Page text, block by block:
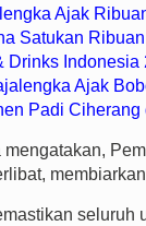
Ajak
Satukan
Drinks
Ajak
Padi
mengatakan,
seluruh